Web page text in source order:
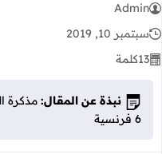
Admin
سبتمبر 10, 2019
13كلمة
نبذة عن المقال:
6 فرنسية